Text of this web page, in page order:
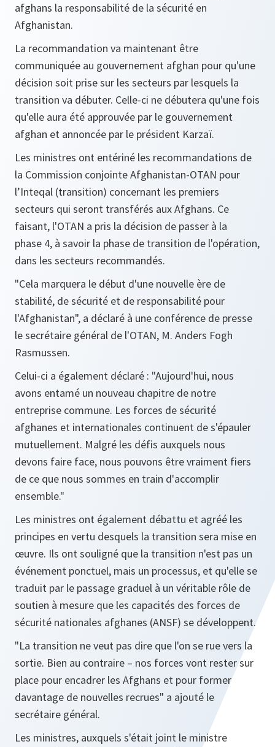
afghans la responsabilité de la sécurité en
Afghanistan.
La recommandation va maintenant être
communiquée au gouvernement afghan pour qu'une
décision soit prise sur les secteurs par lesquels la
transition va débuter. Celle-ci ne débutera qu'une fois
qu'elle aura été approuvée par le gouvernement
afghan et annoncée par le président Karzaï.
Les ministres ont entériné les recommandations de
la Commission conjointe Afghanistan-OTAN pour
l’Inteqal (transition) concernant les premiers
secteurs qui seront transférés aux Afghans. Ce
faisant, l'OTAN a pris la décision de passer à la
phase 4, à savoir la phase de transition de l'opération,
dans les secteurs recommandés.
"Cela marquera le début d'une nouvelle ère de
stabilité, de sécurité et de responsabilité pour
l'Afghanistan", a déclaré à une conférence de presse
le secrétaire général de l'OTAN, M. Anders Fogh
Rasmussen.
Celui-ci a également déclaré : "Aujourd'hui, nous
avons entamé un nouveau chapitre de notre
entreprise commune. Les forces de sécurité
afghanes et internationales continuent de s'épauler
mutuellement. Malgré les défis auxquels nous
devons faire face, nous pouvons être vraiment fiers
de ce que nous sommes en train d'accomplir
ensemble."
Les ministres ont également débattu et agréé les
principes en vertu desquels la transition sera mise en
œuvre. Ils ont souligné que la transition n'est pas un
événement ponctuel, mais un processus, et qu'elle se
traduit par le passage graduel à un véritable rôle de
soutien à mesure que les capacités des forces de
sécurité nationales afghanes (ANSF) se développent.
"La transition ne veut pas dire que l'on se rue vers la
sortie. Bien au contraire – nos forces vont rester sur
place pour encadrer les Afghans et pour former
davantage de nouvelles recrues" a ajouté le
secrétaire général.
Les ministres, auxquels s'était joint le ministre